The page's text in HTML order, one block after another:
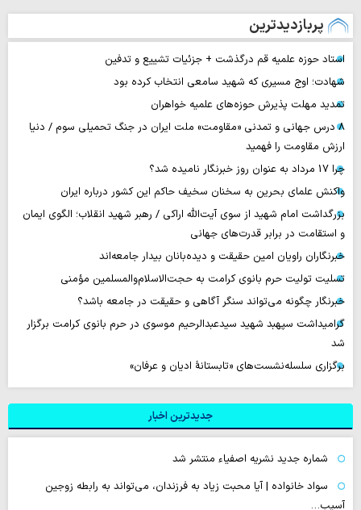
پربازدیدترین
استاد حوزه علمیه قم درگذشت + جزئیات تشییع و تدفین
شهادت؛ اوج مسیری که شهید سامعی انتخاب کرده بود
تمدید مهلت پذیرش حوزه‌های علمیه خواهران
۸ درس جهانی و تمدنی «مقاومت» ملت ایران در جنگ تحمیلی سوم / دنیا
ارزش مقاومت را فهمید
چرا 17 مرداد به عنوان روز خبرنگار نامیده شد؟
واکنش علمای بحرین به سخنان سخیف حاکم این کشور درباره ایران
بزرگداشت امام شهید از سوی آیت‌الله اراکی / رهبر شهید انقلاب؛ الگوی ایمان
و استقامت در برابر قدرت‌های جهانی
خبرنگاران راویان امین حقیقت و دیده‌بانان بیدار جامعه‌اند
تسلیت تولیت حرم بانوی کرامت به حجت‌الاسلام‌والمسلمین مؤمنی
خبرنگار چگونه می‌تواند سنگر آگاهی و حقیقت در جامعه باشد؟
گرامیداشت سپهبد شهید سیدعبدالرحیم موسوی در حرم بانوی کرامت برگزار
شد
برگزاری سلسله‌نشست‌های «تابستانهٔ ادیان و عرفان»
جدیدترین اخبار
شماره جدید نشریه اصفیاء منتشر شد
سواد خانواده | آیا محبت زیاد به فرزندان، می‌تواند به رابطه زوجین
آسیب…